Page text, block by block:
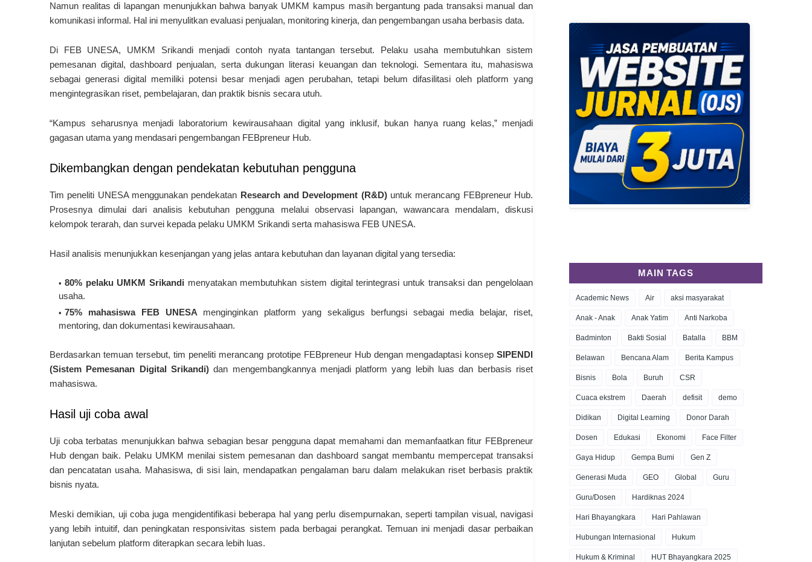
Namun realitas di lapangan menunjukkan bahwa banyak UMKM kampus masih bergantung pada transaksi manual dan
komunikasi informal. Hal ini menyulitkan evaluasi penjualan, monitoring kinerja, dan pengembangan usaha berbasis data.
Di FEB UNESA, UMKM Srikandi menjadi contoh nyata tantangan tersebut. Pelaku usaha membutuhkan sistem
pemesanan digital, dashboard penjualan, serta dukungan literasi keuangan dan teknologi. Sementara itu, mahasiswa
sebagai generasi digital memiliki potensi besar menjadi agen perubahan, tetapi belum difasilitasi oleh platform yang
mengintegrasikan riset, pembelajaran, dan praktik bisnis secara utuh.
“Kampus seharusnya menjadi laboratorium kewirausahaan digital yang inklusif, bukan hanya ruang kelas,” menjadi
gagasan utama yang mendasari pengembangan FEBpreneur Hub.
Dikembangkan dengan pendekatan kebutuhan pengguna
Tim peneliti UNESA menggunakan pendekatan Research and Development (R&D)untuk merancang FEBpreneur Hub.
Prosesnya dimulai dari analisis kebutuhan pengguna melalui observasi lapangan, wawancara mendalam, diskusi
kelompok terarah, dan survei kepada pelaku UMKM Srikandi serta mahasiswa FEB UNESA.
Hasil analisis menunjukkan kesenjangan yang jelas antara kebutuhan dan layanan digital yang tersedia:
80% pelaku UMKM Srikandi menyatakan membutuhkan sistem digital terintegrasi untuk transaksi dan pengelolaan
usaha.
75% mahasiswa FEB UNESA menginginkan platform yang sekaligus berfungsi sebagai media belajar, riset,
mentoring, dan dokumentasi kewirausahaan.
Berdasarkan temuan tersebut, tim peneliti merancang prototipe FEBpreneur Hub dengan mengadaptasi konsep SIPENDI
(Sistem Pemesanan Digital Srikandi)dan mengembangkannya menjadi platform yang lebih luas dan berbasis riset
mahasiswa.
Hasil uji coba awal
Uji coba terbatas menunjukkan bahwa sebagian besar pengguna dapat memahami dan memanfaatkan fitur FEBpreneur
Hub dengan baik. Pelaku UMKM menilai sistem pemesanan dan dashboard sangat membantu mempercepat transaksi
dan pencatatan usaha. Mahasiswa, di sisi lain, mendapatkan pengalaman baru dalam melakukan riset berbasis praktik
bisnis nyata.
Meski demikian, uji coba juga mengidentifikasi beberapa hal yang perlu disempurnakan, seperti tampilan visual, navigasi
yang lebih intuitif, dan peningkatan responsivitas sistem pada berbagai perangkat. Temuan ini menjadi dasar perbaikan
lanjutan sebelum platform diterapkan secara lebih luas.
MAIN TAGS
Academic News Air aksi masyarakat
Anak - Anak Anak Yatim Anti Narkoba
Badminton Bakti Sosial Batalla BBM
Belawan Bencana Alam Berita Kampus
Bisnis Bola Buruh CSR
Cuaca ekstrem Daerah defisit demo
Didikan Digital Learning Donor Darah
Dosen Edukasi Ekonomi Face Filter
Gaya Hidup Gempa Bumi Gen Z
Generasi Muda GEO Global Guru
Guru/Dosen Hardiknas 2024
Hari Bhayangkara Hari Pahlawan
Hubungan Internasional Hukum
Hukum & Kriminal HUT Bhayangkara 2025